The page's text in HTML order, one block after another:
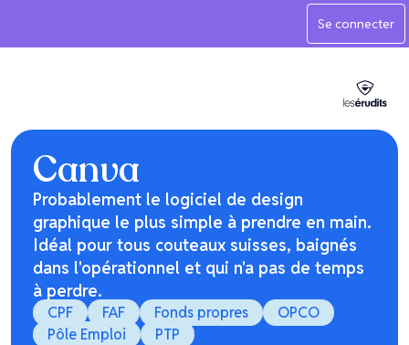
Se connecter
Canva
Probablement le logiciel de design
graphique le plus simple à prendre en main.
Idéal pour tous couteaux suisses, baignés
dans l'opérationnel et qui n'a pas de temps
à perdre.
CPF FAF Fonds propres
OPCO
Pôle Emploi
PTP